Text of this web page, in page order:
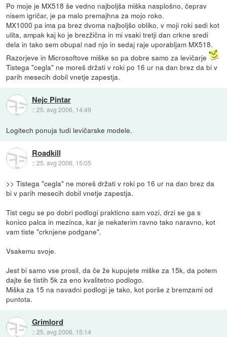
Po moje je MX518 še vedno najboljša miška nasplošno, čeprav
nisem igričar, je pa malo premajhna za mojo roko.
MX1000 pa ima pa brez dvoma najboljšo obliko, v moji roki sedi kot
ulita, ampak kaj ko je brezžična in mi vsaki tretji dan crkne sredi
dela in tako sem obupal nad njo in sedaj raje uporabljam MX518.
Razorjeve in Microsoftove miške so pa dobre samo za levičarje
Tistega "cegla" ne moreš držati v roki po 16 ur na dan brez da bi v
parih mesecih dobil vnetje zapestja.
Nejc Pintar
::25. avg 2006, 14:49
Logitech ponuja tudi levičarske modele.
Roadkill
::25. avg 2006, 15:05
>> Tistega "cegla" ne moreš držati v roki po 16 ur na dan brez da
bi v parih mesecih dobil vnetje zapestja.
Tist cegu se po dobri podlogi prakticno sam vozi, drzi se ga s
konico palca in mezinca, kar je nekaterim ravno tako naravno, kot
vam tiste "crknjene podgane".
Vsakemu svoje.
Jest bi samo vse prosil, da če že kupujete miške za 15k, da potem
dajte še tistih 5k za eno kvalitetno podlogo.
Miška za 15 na navadni podlogi je tako, kot porše z bremzami od
puntota.
Grimlord
::25. avg 2006, 15:14